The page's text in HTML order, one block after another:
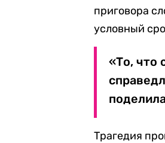
приговора
условный
«То, что
Трагедия